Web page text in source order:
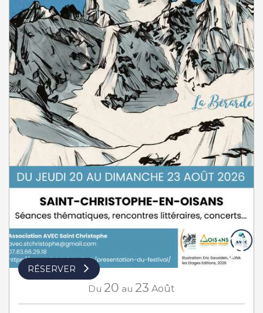
RÉSERVER
Du 20 au 23 Août